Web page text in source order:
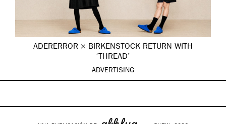
ADERERROR × BIRKENSTOCK RETURN WITH
‘THREAD’
ADVERTISING